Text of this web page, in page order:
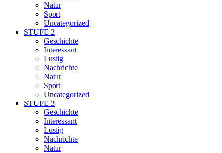
Natur
Sport
Uncategorized
STUFE 2
Geschichte
Interessant
Lustig
Nachrichte
Natur
Sport
Uncategorized
STUFE 3
Geschichte
Interessant
Lustig
Nachrichte
Natur